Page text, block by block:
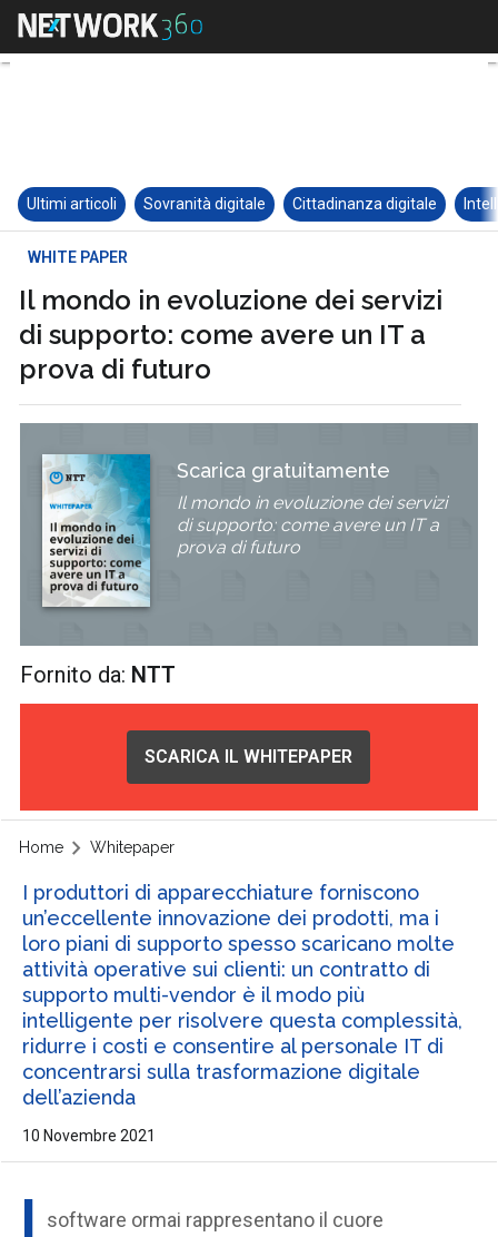
Ultimi articoli Sovranità digitale Cittadinanza digitale
WHITE PAPER
Il mondo in evoluzione dei servizi
di supporto: come avere un IT a
prova di futuro
Scarica gratuitamente
Il mondo in evoluzione dei servizi
di supporto: come avere un IT a
prova di futuro
Fornito da: NTT
SCARICA IL WHITEPAPER
Home Whitepaper
I produttori di apparecchiature forniscono
un’eccellente innovazione dei prodotti, ma i
loro piani di supporto spesso scaricano molte
attività operative sui clienti: un contratto di
supporto multi-vendor è il modo più
intelligente per risolvere questa complessità,
ridurre i costi e consentire al personale IT di
concentrarsi sulla trasformazione digitale
dell’azienda
10 Novembre 2021
software ormai rappresentano il cuore